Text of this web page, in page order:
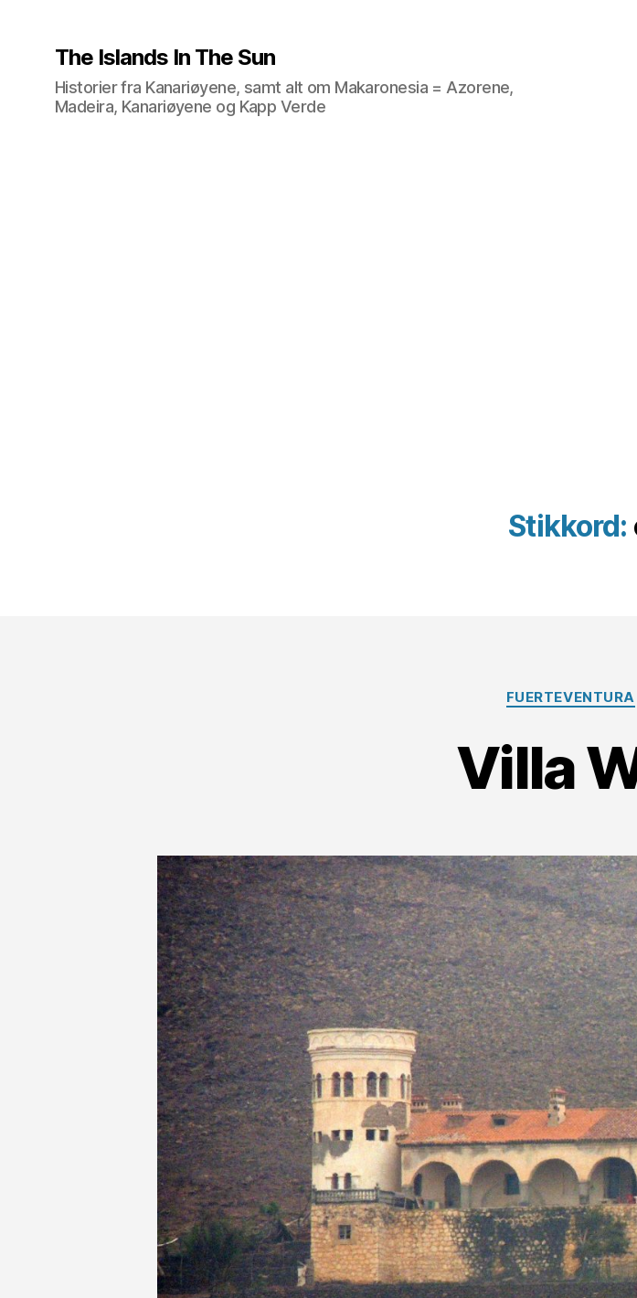
The Islands In The Sun
Historier fra Kanariøyene, samt alt om Makaronesia = Azorene,
Madeira, Kanariøyene og Kapp Verde
Stikkord:
FUERTEVENTURA
Villa